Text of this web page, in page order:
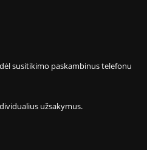
susitikimo paskambinus telefonu
užsakymus.